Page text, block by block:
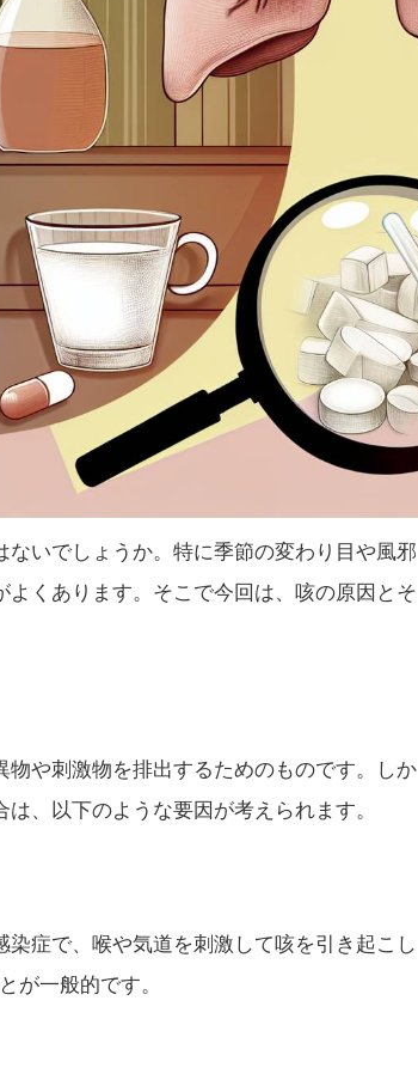
いでしょうか。特に季節の変わり目や風邪
くあります。そこで今回は、咳の原因とそ
や刺激物を排出するためのものです。しか
、以下のような要因が考えられます。
症で、喉や気道を刺激して咳を引き起こし
が一般的です。